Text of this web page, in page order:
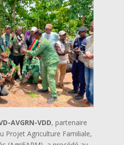
AVGRN-VDD, partenaire
Projet Agriculture Familiale,